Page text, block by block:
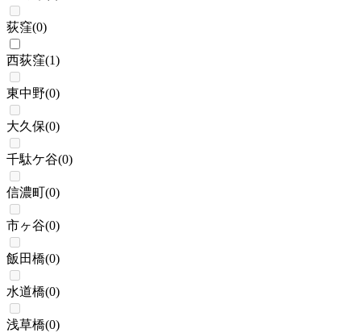
荻窪(0)
西荻窪(1)
東中野(0)
大久保(0)
千駄ケ谷(0)
信濃町(0)
市ヶ谷(0)
飯田橋(0)
水道橋(0)
浅草橋(0)